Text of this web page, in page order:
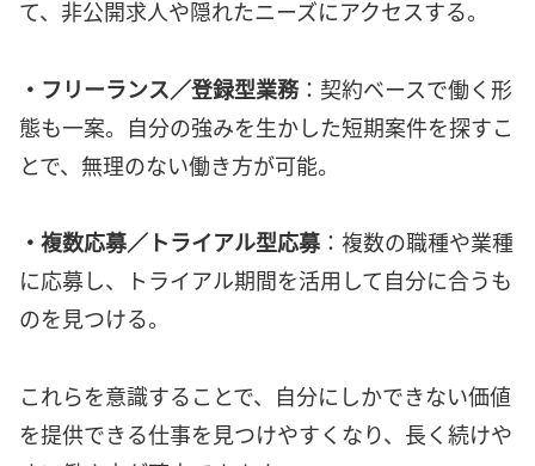
て、非公開求人や隠れたニーズにアクセスする。
・フリーランス／登録型業務 ：契約ベースで働く形
態も一案。自分の強みを生かした短期案件を探すこ
とで、無理のない働き方が可能。
・複数応募／トライアル型応募：複数の職種や業種
に応募し、トライアル期間を活用して自分に合うも
のを見つける。
これらを意識することで、自分にしかできない価値
を提供できる仕事を見つけやすくなり、長く続けや